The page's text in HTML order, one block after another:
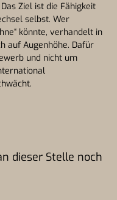
Ziel ist die Fähigkeit
selbst. Wer
könnte, verhandelt in
auf Augenhöhe. Dafür
und nicht um
dieser Stelle noch